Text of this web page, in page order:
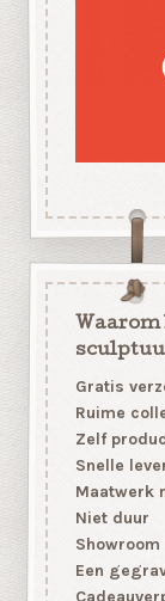
Waarom
Gratis
Ruime
Zelf
Snelle
Maatwerk
Niet duur
Showroom
Een